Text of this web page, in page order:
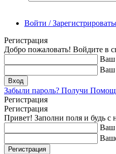
Войти /
Регистрация
Добро пожаловать! Войдите в
Ваш
Ваш
Забыли пароль? Получи
Регистрация
Регистрация
Привет! Заполни поля и будь с
Ваш